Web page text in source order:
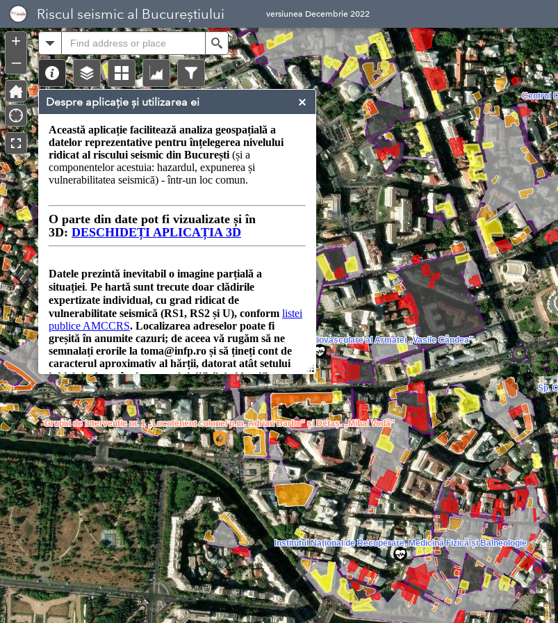
Centrul Clinic de Urgență de Boli Cardiovasculare al Armatei „Vasile Cândea”
Centrul
Institutul Național de Recuperare, Medicină Fizică și Balneologie
Sp.
Grupul de interventie nr. 1 „Locotenent colonel p.m. Adrian Barbu” și Detaș. „Mihai Vodă”
Despre aplicație și utilizarea ei
Această aplicație facilitează analiza geospațială a
datelor reprezentative pentru înțelegerea nivelului
ridicat al riscului seismic din București (și a
componentelor acestuia: hazardul, expunerea și
vulnerabilitatea seismică) - într-un loc comun.
O parte din date pot fi vizualizate și în
3D: DESCHIDEȚI APLICAȚIA 3D
Datele prezintă inevitabil o imagine parțială a
situației. Pe hartă sunt trecute doar clădirile
expertizate individual, cu grad ridicat de
vulnerabilitate seismică (RS1, RS2 și U), conform listei
publice AMCCRS. Localizarea adreselor poate fi
greșită în anumite cazuri; de aceea vă rugăm să ne
semnalați erorile la toma@infp.ro și să țineți cont de
caracterul aproximativ al hărții, datorat atât setului
inițialde datecât și procesului dificil de identificare a
adreselor. Sperăm ca împreună cu AMCCRS să avem
un set de date cu coordonate geografice precise în
curând.Faptul că în anumite cartiere sunt blocuri
încadrate în RS2, U3 etc. poate însemna că, dacă ar fi
expertizate și alte clădiri de același tip, sunt șanse bune să
primească aceeași încadrare; cu toate astea, extrapolarea
nu funcționează mereu, existând diferențe între proiectele
clădirilor, execuție, exploatare, influența cutremurelor
anterioare și altele, care pot duce la încadrări ușor
diferite.Clădirile mai puțin vulnerabile seismic de pe lista
AMCCRS (RS3 și RS4 + cele consolidate) urmează a fi
incluse pe hartă.Vă invităm să fiți prudenți în interpretare,
căutândsă înțelegeți mai întâi caracteristicile datelor
utilizate. La finalul acestei descrieri veți găsi o listă de
articole și linkuri utile care vă vor sprijini în acest demers.
Aplicația a fost dezvoltatăde cătreToma-Dănilă Dragoș,
cercetător științific la Institutul Național de Cercetare-
Search
+
–
Controller
Riscul seismic al Bucureștiului versiunea Decembrie 2022